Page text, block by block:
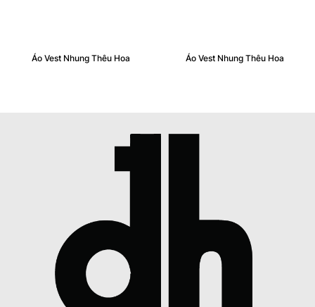
Áo Vest Nhung Thêu Hoa Áo Vest Nhung Thêu Hoa